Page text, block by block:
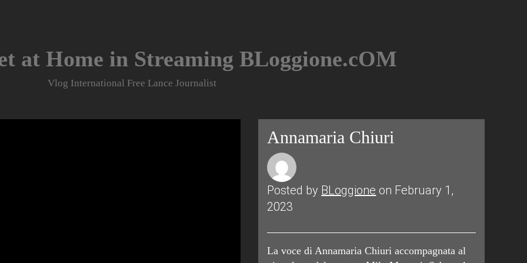
at Home in Streaming BLoggione.cOM
Vlog International Free Lance Journalist
Annamaria Chiuri
Posted by BLoggione on February 1,
2023
La voce di Annamaria Chiuri accompagnata al